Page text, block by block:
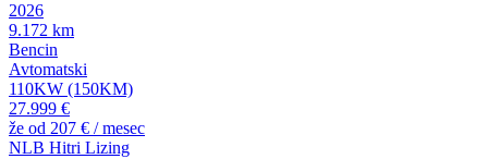
2026
9.172 km
Bencin
Avtomatski
110KW (150KM)
27.999 €
že od 207 € / mesec
NLB Hitri Lizing